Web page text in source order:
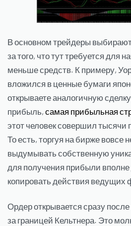
В основном трейдеры
за того, что тут требуется для
меньше средств. К примеру,
вложился в ценные бумаги
открываете аналогичную
прибыль, самая прибыльная
этот человек совершил тысячи
То есть, торгуя на бирже вовсе
выдумывать собственную
для получения прибыли вполне
копировать действия ведущих
Ордер открывается сразу
за границей Кельтнера. Это